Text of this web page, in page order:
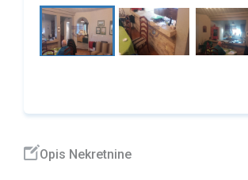
Opis Nekretnine